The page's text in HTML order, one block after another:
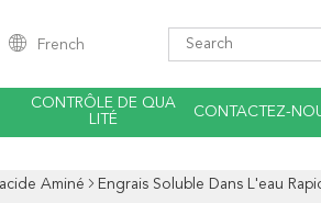
French
CONTRÔLE DE QUA
LITÉ
CONTACTEZ-
Aminé
Engrais Soluble Dans L'eau